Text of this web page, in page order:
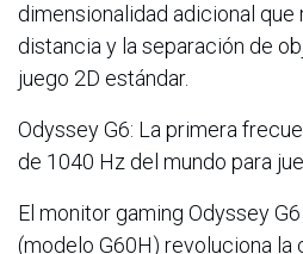
dimensionalidad adicional que
distancia y la separación de
juego 2D estándar.
Odyssey G6: La primera
de 1040 Hz del mundo para
El monitor gaming Odyssey
(modelo G60H) revoluciona la